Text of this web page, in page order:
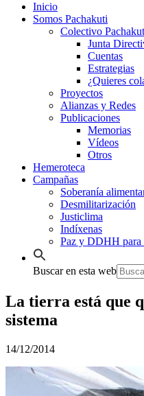
Inicio
Somos Pachakuti
Colectivo
Junta
Cuentas
Estrategias
¿Quieres
Proyectos
Alianzas y Redes
Publicaciones
Memorias
Vídeos
Otros
Hemeroteca
Campañas
Soberanía
Desmilitarización
Justiclima
Indíxenas
Paz y DDHH para
Buscar en esta web
La tierra está que
sistema
14/12/2014